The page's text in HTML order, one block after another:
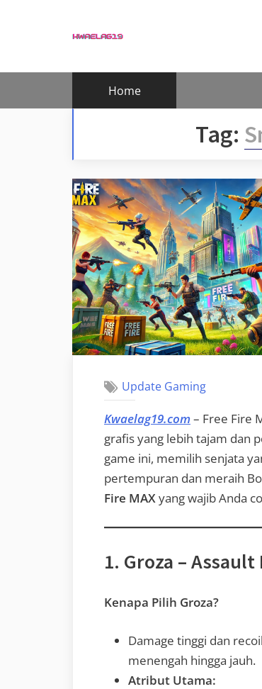
Home
Tag:
Update Gaming
Kwaelag19.com– Free Fire
grafis yang lebih tajam dan
game ini, memilih senjata
pertempuran dan meraih
Fire MAXyang wajib Anda
1. Groza –
Kenapa Pilih Groza?
Damage tinggi dan
menengah hingga jauh.
Atribut Utama: